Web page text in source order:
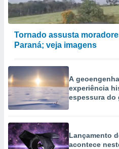
Tornado assusta
Paraná; veja imagens
A
experiência
espessura do
Lançamento
acontece